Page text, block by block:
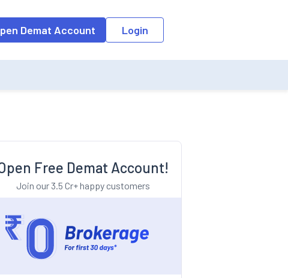
into the input field, the suggestion list will be updated as per the
Demat Account Login
Free Demat Account!
Join our 3.5 Cr+ happy customers